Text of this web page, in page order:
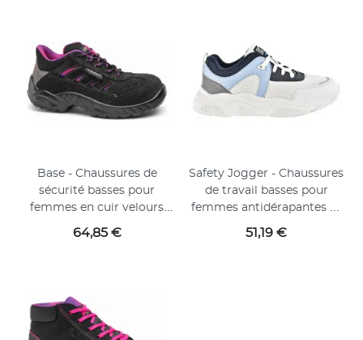
Base - Chaussures de
sécurité basses pour
femmes en cuir velours
noir et violet ZOE S1P
Prix
64,85 €
Safety Jogger - Chaussures
de travail basses pour
femmes antidérapantes et
antistatiques SLOAN blanc
et bleu O1
Prix
51,19 €